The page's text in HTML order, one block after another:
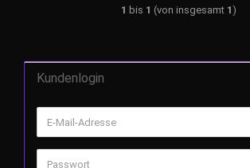
1 bis 1 (von insgesamt 1 )
Kundenlogin